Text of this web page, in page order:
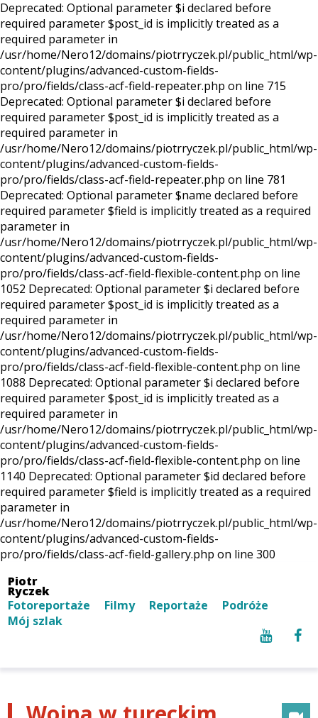
Deprecated: Optional parameter $i declared before
required parameter $post_id is implicitly treated as a
required parameter in
/usr/home/Nero12/domains/piotrryczek.pl/public_html/wp-
content/plugins/advanced-custom-fields-
pro/pro/fields/class-acf-field-repeater.php on line 715
Deprecated: Optional parameter $i declared before
required parameter $post_id is implicitly treated as a
required parameter in
/usr/home/Nero12/domains/piotrryczek.pl/public_html/wp-
content/plugins/advanced-custom-fields-
pro/pro/fields/class-acf-field-repeater.php on line 781
Deprecated: Optional parameter $name declared before
required parameter $field is implicitly treated as a required
parameter in
/usr/home/Nero12/domains/piotrryczek.pl/public_html/wp-
content/plugins/advanced-custom-fields-
pro/pro/fields/class-acf-field-flexible-content.php on line
1052 Deprecated: Optional parameter $i declared before
required parameter $post_id is implicitly treated as a
required parameter in
/usr/home/Nero12/domains/piotrryczek.pl/public_html/wp-
content/plugins/advanced-custom-fields-
pro/pro/fields/class-acf-field-flexible-content.php on line
1088 Deprecated: Optional parameter $i declared before
required parameter $post_id is implicitly treated as a
required parameter in
/usr/home/Nero12/domains/piotrryczek.pl/public_html/wp-
content/plugins/advanced-custom-fields-
pro/pro/fields/class-acf-field-flexible-content.php on line
1140 Deprecated: Optional parameter $id declared before
required parameter $field is implicitly treated as a required
parameter in
/usr/home/Nero12/domains/piotrryczek.pl/public_html/wp-
content/plugins/advanced-custom-fields-
pro/pro/fields/class-acf-field-gallery.php on line 300
Piotr
Ryczek
Fotoreportaże
Filmy Reportaże
Podróże
Mój szlak